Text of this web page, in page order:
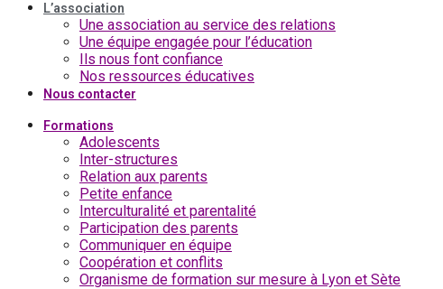
L’association
Une association au service des relations
Une équipe engagée pour l’éducation
Ils nous font confiance
Nos ressources éducatives
Nous contacter
Formations
Adolescents
Inter-structures
Relation aux parents
Petite enfance
Interculturalité et parentalité
Participation des parents
Communiquer en équipe
Coopération et conflits
Organisme de formation sur mesure à Lyon et Sète